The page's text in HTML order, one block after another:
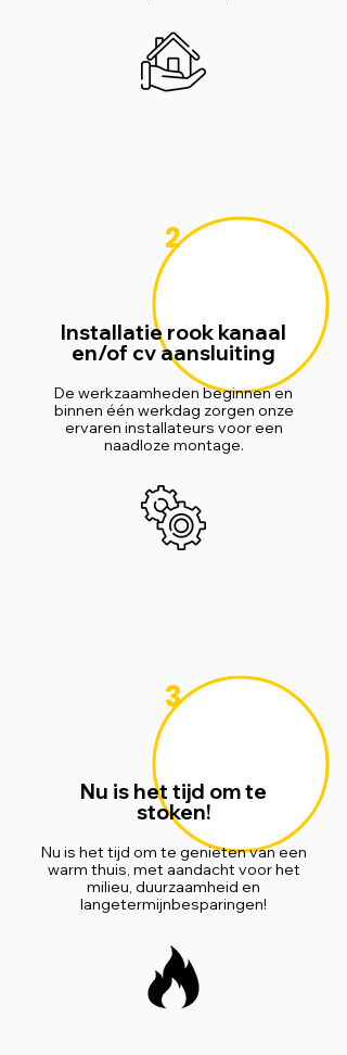
2
Installatie rook kanaal
en/of cv aansluiting
De werkzaamheden beginnen en
binnen één werkdag zorgen onze
ervaren installateurs voor een
naadloze montage.
3
Nu is het tijd om te
stoken!
Nu is het tijd om te genieten van een
warm thuis, met aandacht voor het
milieu, duurzaamheid en
langetermijnbesparingen!